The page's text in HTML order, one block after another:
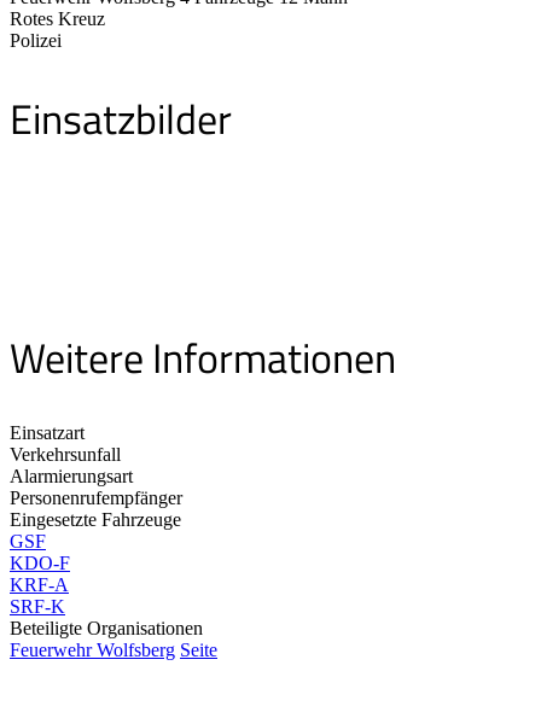
Rotes Kreuz
Polizei
Einsatzbilder
Weitere Informationen
Einsatzart
Verkehrsunfall
Alarmierungsart
Personenrufempfänger
Eingesetzte Fahrzeuge
GSF
KDO-F
KRF-A
SRF-K
Beteiligte Organisationen
Feuerwehr Wolfsberg Seite